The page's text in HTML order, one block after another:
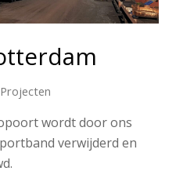
Projecten
wordt door ons
verwijderd en